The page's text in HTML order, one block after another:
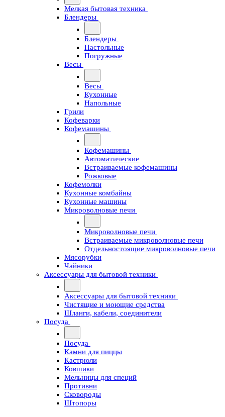
Мелкая бытовая техника
Блендеры
Блендеры
Настольные
Погружные
Весы
Весы
Кухонные
Напольные
Грили
Кофеварки
Кофемашины
Кофемашины
Автоматические
Встраиваемые кофемашины
Рожковые
Кофемолки
Кухонные комбайны
Кухонные машины
Микроволновые печи
Микроволновые печи
Встраиваемые микроволновые печи
Отдельностоящие микроволновые печи
Мясорубки
Чайники
Аксессуары для бытовой техники
Аксессуары для бытовой техники
Чистящие и моющие средства
Шланги, кабели, соединители
Посуда
Посуда
Камни для пиццы
Кастрюли
Ковшики
Мельницы для специй
Противни
Сковороды
Штопоры